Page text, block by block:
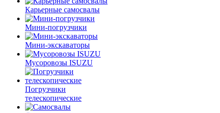
Карьерные самосвалы
Мини-погрузчики
Мини-экскаваторы
Мусоровозы ISUZU
Погрузчики
телескопические